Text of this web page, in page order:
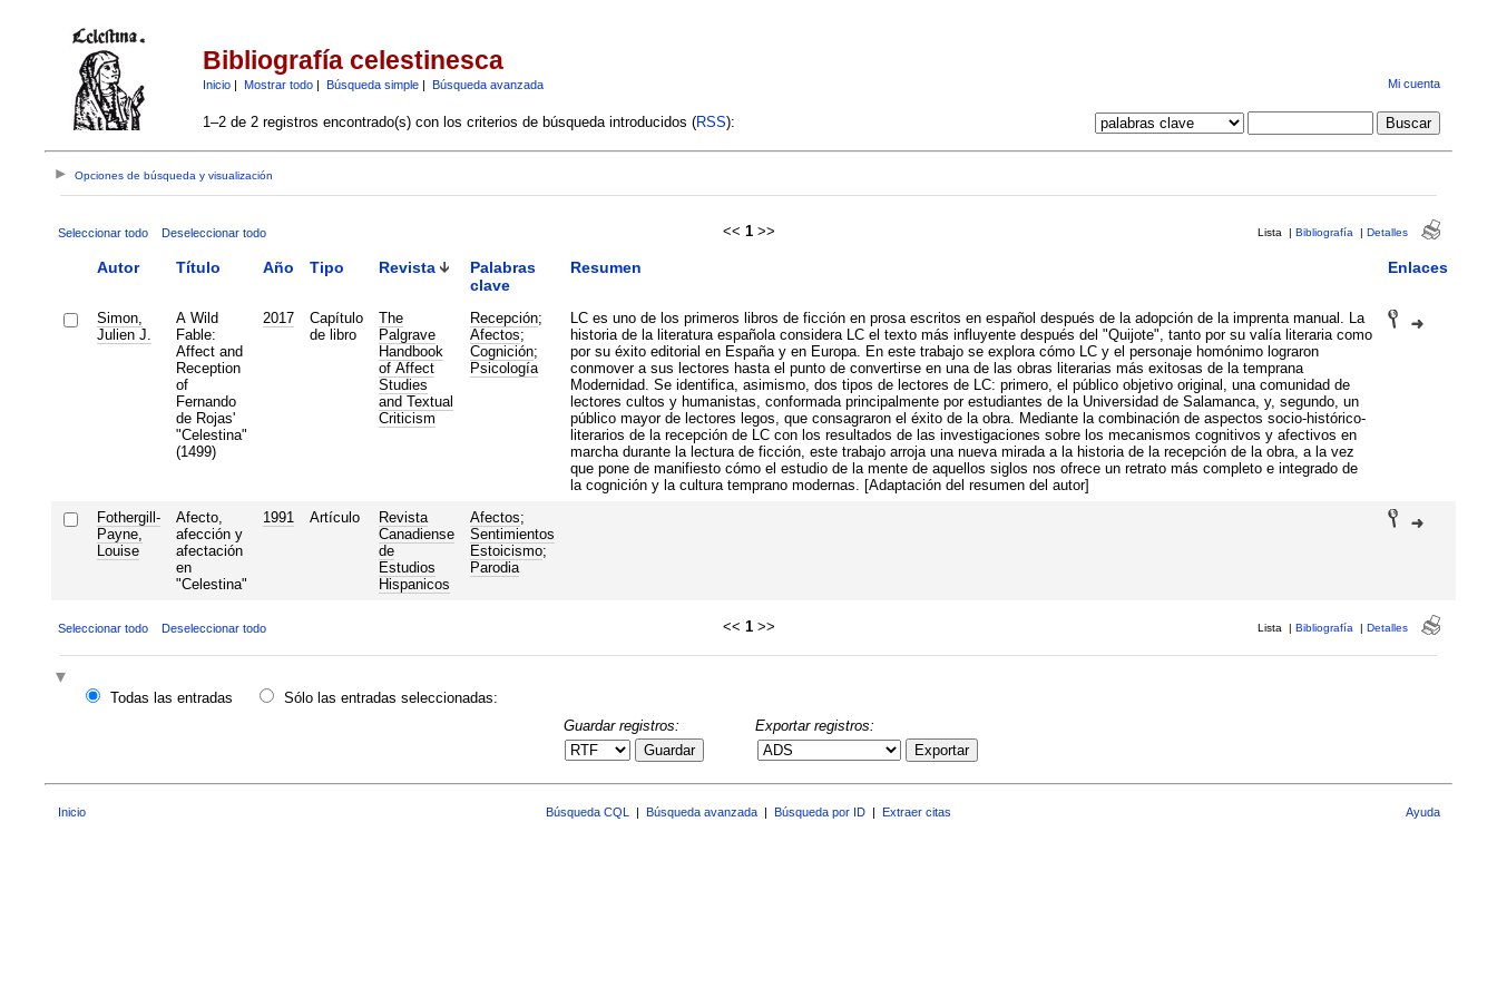
Bibliografía celestinesca
Inicio| Mostrar todo| Búsqueda simple| Búsqueda avanzada Mi cuenta
1–2 de 2 registros encontrado(s) con los criterios de búsqueda introducidos (RSS):
Opciones de búsqueda y visualización
Seleccionar todo Deseleccionar todo << 1 >> Lista | Bibliografía | Detalles
Autor Título Año Tipo Revista
Palabras
clave
Resumen Enlaces
Simon,
Julien J.
A Wild
Fable:
Affect and
Reception
of
Fernando
de Rojas'
"Celestina"
(1499)
2017
Capítulo
de libro
The
Palgrave
Handbook
of Affect
Studies
and Textual
Criticism
Recepción;
Afectos;
Cognición;
Psicología
LC es uno de los primeros libros de ficción en prosa escritos en español después de la adopción de la imprenta manual. La
historia de la literatura española considera LC el texto más influyente después del "Quijote", tanto por su valía literaria como
por su éxito editorial en España y en Europa. En este trabajo se explora cómo LC y el personaje homónimo lograron
conmover a sus lectores hasta el punto de convertirse en una de las obras literarias más exitosas de la temprana
Modernidad. Se identifica, asimismo, dos tipos de lectores de LC: primero, el público objetivo original, una comunidad de
lectores cultos y humanistas, conformada principalmente por estudiantes de la Universidad de Salamanca, y, segundo, un
público mayor de lectores legos, que consagraron el éxito de la obra. Mediante la combinación de aspectos socio-histórico-
literarios de la recepción de LC con los resultados de las investigaciones sobre los mecanismos cognitivos y afectivos en
marcha durante la lectura de ficción, este trabajo arroja una nueva mirada a la historia de la recepción de la obra, a la vez
que pone de manifiesto cómo el estudio de la mente de aquellos siglos nos ofrece un retrato más completo e integrado de
la cognición y la cultura temprano modernas. [Adaptación del resumen del autor]
Fothergill-
Payne,
Louise
Afecto,
afección y
afectación
en
"Celestina"
1991 Artículo
Revista
Canadiense
de
Estudios
Hispanicos
Afectos;
Sentimientos
Estoicismo;
Parodia
Seleccionar todo Deseleccionar todo << 1 >> Lista | Bibliografía | Detalles
Todas las entradas
Sólo las entradas seleccionadas:
Guardar registros:
Guardar
Exportar registros:
Exportar
Inicio Búsqueda CQL Búsqueda avanzada Búsqueda por ID Extraer citas Ayuda